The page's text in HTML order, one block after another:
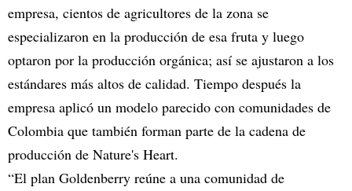
empresa, cientos de agricultores de la zona se
especializaron en la producción de esa fruta y luego
optaron por la producción orgánica; así se ajustaron a los
estándares más altos de calidad. Tiempo después la
empresa aplicó un modelo parecido con comunidades de
Colombia que también forman parte de la cadena de
producción de Nature's Heart.
“El plan Goldenberry reúne a una comunidad de